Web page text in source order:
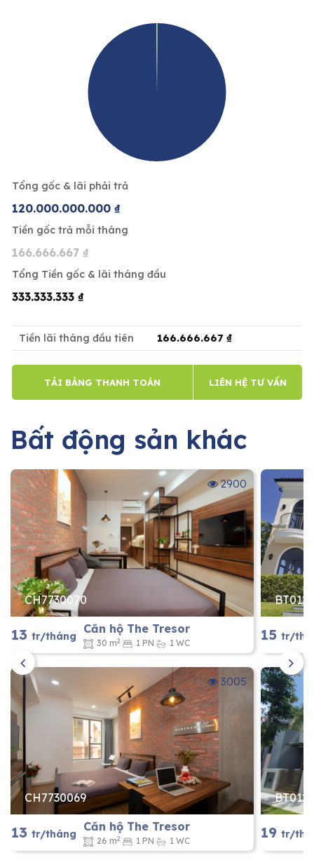
Tổng gốc & lãi phải trả
120.000.000.000 ₫
Tiền gốc trả mỗi tháng
166.666.667 ₫
Tổng Tiền gốc & lãi tháng đầu
333.333.333 ₫
Tiền lãi tháng đầu tiên 166.666.667 ₫
TẢI BẢNG THANH TOÁN LIÊN HỆ TƯ VẤN
Bất động sản khác
2900
CH7730070
13 tr/tháng
Căn hộ The Tresor
30 m2 1 PN 1 WC
3005
CH7730069
13 tr/tháng
Căn hộ The Tresor
26 m2 1 PN 1 WC
BT0122
15tr/
19tr/